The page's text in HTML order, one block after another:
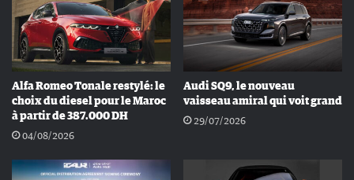
Alfa Romeo Tonale restylé: le
choix du diesel pour le Maroc
à partir de 387.000 DH
04/08/2026
Audi SQ9, le nouveau
vaisseau amiral qui voit grand
29/07/2026